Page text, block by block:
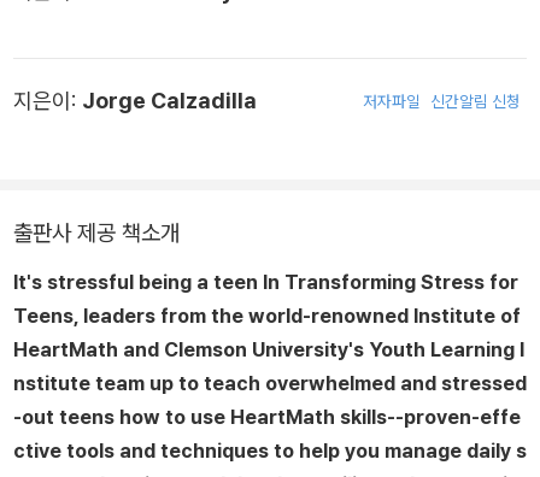
지은이: Jorge Calzadilla 저자파일 신간알림 신청
출판사 제공 책소개
It's stressful being a teen In Transforming Stress for
Teens, leaders from the world-renowned Institute of
HeartMath and Clemson University's Youth Learning I
nstitute team up to teach overwhelmed and stressed
-out teens how to use HeartMath skills--proven-effe
ctive tools and techniques to help you manage daily s